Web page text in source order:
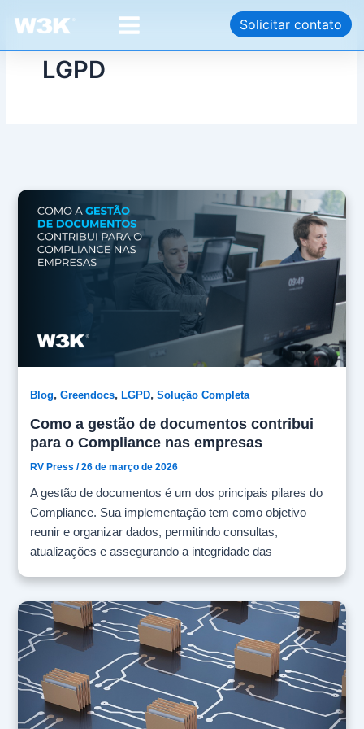
para
o
Main
Menu
Solicitar contato
LGPD
Blog,Greendocs,LGPD,Solução Completa
Como a gestão de documentos contribui
para o Compliance nas empresas
RV Press/26 de março de 2026
A gestão de documentos é um dos principais pilares do
Compliance. Sua implementação tem como objetivo
reunir e organizar dados, permitindo consultas,
atualizações e assegurando a integridade das
para que o Compliance cumpra sua função de manter
os padrões éticos e profissionais estabelecidos pela
organização, tanto com seu público interno
(colaboradores) quanto externo (fornecedores e demais
parceiros comerciais). No que se refere ao
Compliance, em especial, sua aplicação está em